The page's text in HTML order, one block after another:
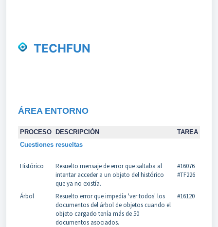
TECHFUN
ÁREA ENTORNO
PROCESO DESCRIPCIÓN
TAREA
Cuestiones resueltas
Histórico
Resuelto mensaje de error que saltaba al
intentar acceder a un objeto del histórico
que ya no existía.
#16076
#TF226
Árbol
Resuelto error que impedía 'ver todos' los
documentos del árbol de objetos cuando el
objeto cargado tenía más de 50
documentos asociados.
#16120